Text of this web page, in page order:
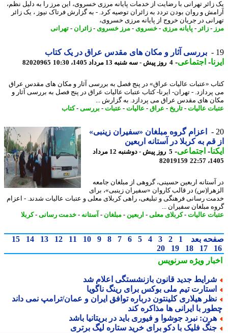
تهرانی با رضایت از خدمات پایانه مرزی خسروی، این مرز را به دلیل نظم،
و روان بودن تردد به زائران توصیه کرد. - به گزارش فرتاک نیوز ، یک زائر
در جریان خروج از پایانه مرزی خسروی،
-زائر - پایانه مرزی- خسروی-مرز خسروی-زائران- تهرانی
بررسی آثار و مکان های مقدس عراق در یک کتاب
-اجتماعی-4 روز پیش - سه شنبه 13 مرداد 1405، 10:30 82020965
«عتبات عالیات عراق» در پنج فصل به بررسی آثار و مکان های مقدس عراق
- تهران- ایرنا- کتاب عتبات عالیات عراق در پنج فصل به بررسی آثار و
های مقدس عراق می پردازد. به گزارش ...
عالیات-تاریخ- عراق- عالیات-عتبات-بررسی -کتاب
اعزام گروه مبلغان «سفیران زینبی»
به کربلا در آستانه اربعین
-اجتماعی-
5 روز پیش - دوشنبه 12 مرداد
82019159
اربعین حسینی، گروهی از مبلغان جامعه
در قالب کاروان «سفیران زینبی»، برای
رسانی فرهنگی و تبلیغی، راهی کربلای معلی و عتبات عالیات شدند. - اعزام
مبلغان سفیران ...
عالیات-کربلای معلی-اربعین -مبلغان-آستانه-خدمت رسانی-کربلا
بعد 1
2
3
4
5
6
7
8
9
10
11
12
13
14
15
17
18
19
20
ویژهسرنویس
جدید قانون بازنشستگی اعلام شد
تیم ملی بوکس برای رینگ ناگویا
هیلاری کلینتون درباره توافق ایران و عمان/ترامپ نمی داند
با ایرانی ها مذاکره کند
نبرد جوشوا و فیوری باید در بریتانیا باشد
فلیک با دکو برای خرید ستاره لیگ برتری